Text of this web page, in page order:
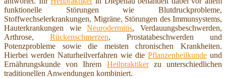
funktionelle Störungen wie Blutdruckprobleme,
Stoffwechselerkrankungen, Migräne, Störungen des Immunsystems,
Hauterkrankungen wieNeurodermitis, Verdauungsbeschwerden,
Arthrose, Rückenschmerzen, Prostatabeschwerden und
Potenzprobleme sowie die meisten chronischen Krankheiten.
Hierbei werden Naturheilverfahren wie die Pflanzenheilkunde und
Ernährungskunde von Ihrem Heilpraktikerzu unterschiedlichen
traditionellen Anwendungen kombiniert.